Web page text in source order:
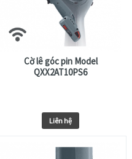
Cờ lê góc pin Model
QXX2AT10PS6
Liên hệ